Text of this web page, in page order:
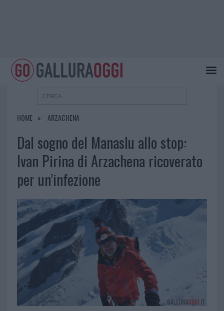
HOME ARZACHENA
Dal sogno del Manaslu allo stop:
Ivan Pirina di Arzachena ricoverato
per un’infezione